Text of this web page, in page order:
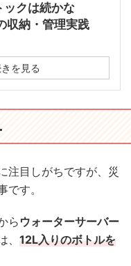
ックは続かな
収納・管理実践
を見る
注目しがちですが、災
です。
らウォーターサーバー
12L入りのボトルを